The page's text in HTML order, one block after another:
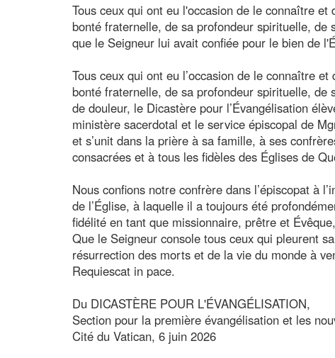
Tous ceux qui ont eu l'occasion de le connaître
bonté fraternelle, de sa profondeur spirituelle,
que le Seigneur lui avait confiée pour le bien de
Tous ceux qui ont eu l’occasion de le connaître
bonté fraternelle, de sa profondeur spirituelle,
de douleur, le Dicastère pour l’Évangélisation
ministère sacerdotal et le service épiscopal de
et s’unit dans la prière à sa famille, à ses
consacrées et à tous les fidèles des Églises de
Nous confions notre confrère dans l’épiscopat à
de l’Église, à laquelle il a toujours été
fidélité en tant que missionnaire, prêtre et
Que le Seigneur console tous ceux qui pleurent
résurrection des morts et de la vie du monde à
Requiescat in pace.
Du DICASTÈRE POUR L'ÉVANGÉLISATION,
Section pour la première évangélisation et les
Cité du Vatican, 6 juin 2026